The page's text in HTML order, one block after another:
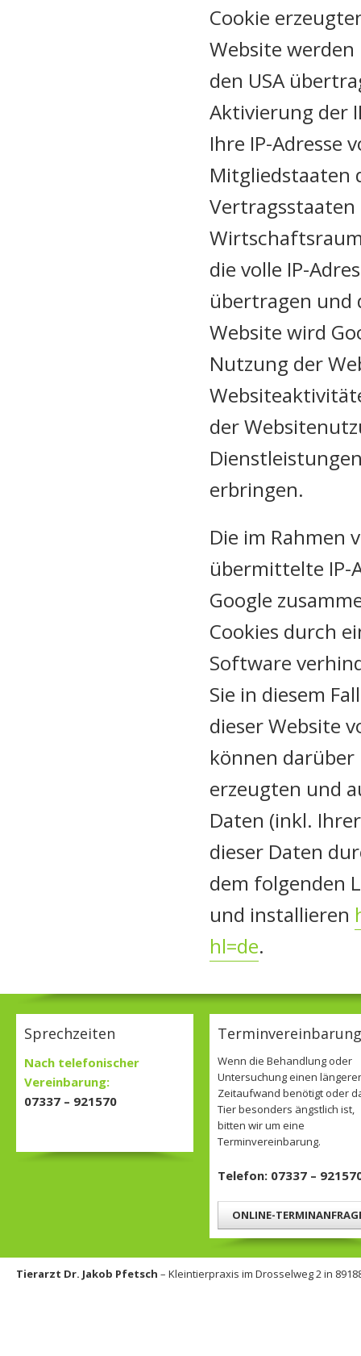
Cookie
Website werden
den USA
Aktivierung der
Ihre IP-Adresse
Mitgliedstaaten
Vertragsstaaten
die volle IP-
übertragen und
Website wird
Nutzung der
der
erbringen.
Die im Rahmen
übermittelte IP-
Google
Cookies durch
Software
Sie in diesem
dieser Website
können darüber
erzeugten und
Daten (inkl.
dieser Daten
dem folgenden
und installieren
hl=de.
Sprechzeiten
Nach telefonischer
Vereinbarung:
07337 – 921570
Terminvereinbarung
Wenn die Behandlung oder
Untersuchung einen
Zeitaufwand benötigt oder
Tier besonders ängstlich ist,
bitten wir um eine
Terminvereinbarung.
Telefon: 07337 –
ONLINE-
Tierarzt Dr. Jakob Pfetsch – Kleintierpraxis im Drosselweg 2 in